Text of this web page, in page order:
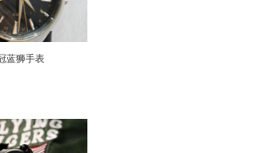
蓝狮手表